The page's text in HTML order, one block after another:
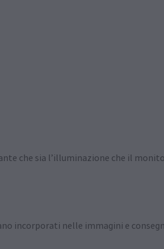
che sia l’illuminazione che il
incorporati nelle immagini e